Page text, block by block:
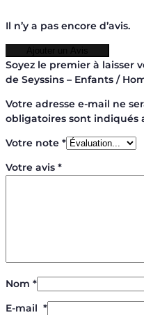
Il n’y a pas encore d’avis.
Soyez le premier à laisser
de Seyssins – Enfants /
Votre adresse e-mail ne
obligatoires sont indiqués
Votre note *
Votre avis *
Nom *
E-mail *